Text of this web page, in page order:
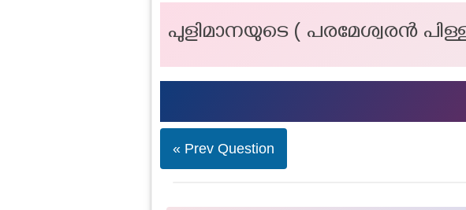
പുളിമാനയുടെ ( പരമേശ്വരന്‍
« Prev Question